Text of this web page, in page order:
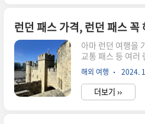
욱 높아지고 있습
한 시세 변동을 분
목해야 할지 살펴
비트코인 반감기
반으로 줄어드는
행량은 2100만 개
급량 증가를 점진
런던 패스 가격, 런던 패스 꼭
아마 런던 여행을
교통 패스 등 여러
알아보실 것 같아
지 할인 때문에 여
무래도 가장 많은
스 인 것 같습니다.
해외 여행 2024.
더보기 ››